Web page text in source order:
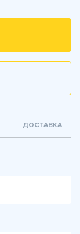
ДОСТАВКА